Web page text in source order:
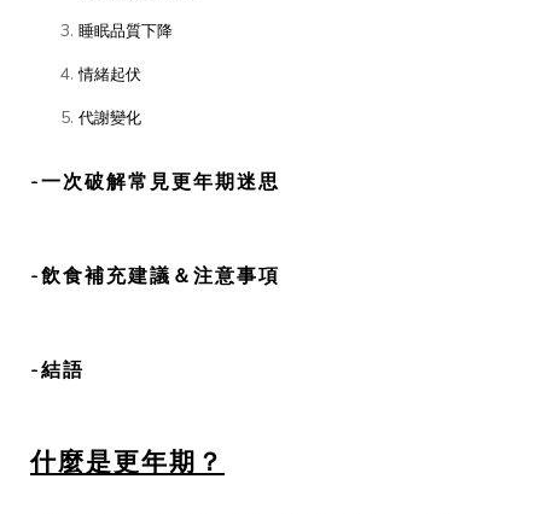
睡眠品質下降
情緒起伏
代謝變化
-一次破解常見更年期迷思
-飲食補充建議＆注意事項
-結語
什麼是更年期？